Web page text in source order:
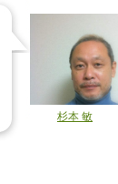
杉本 敏